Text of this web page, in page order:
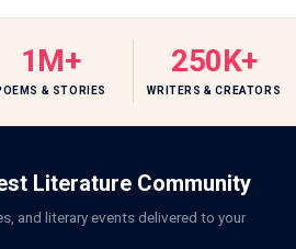
1M+
& STORIES
250K+
WRITERS & CREATORS
Literature Community
and literary events delivered to your